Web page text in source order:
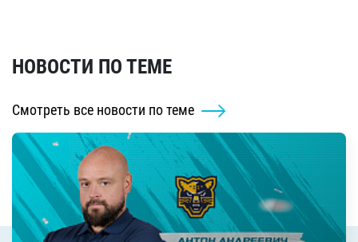
НОВОСТИ ПО ТЕМЕ
Смотреть все новости по теме